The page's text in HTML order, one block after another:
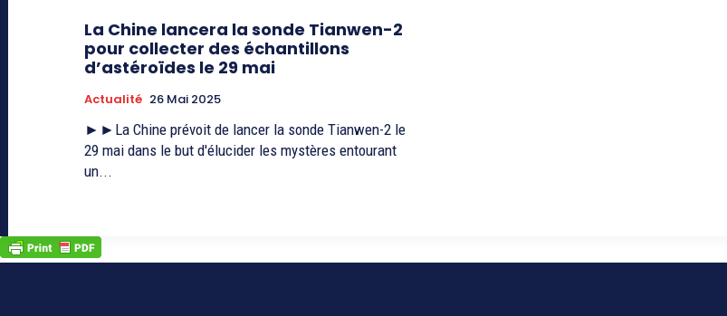
La Chine lancera la sonde Tianwen-2
pour collecter des échantillons
d’astéroïdes le 29 mai
Actualité 26 Mai 2025
►►La Chine prévoit de lancer la sonde Tianwen-2 le
29 mai dans le but d'élucider les mystères entourant
un...